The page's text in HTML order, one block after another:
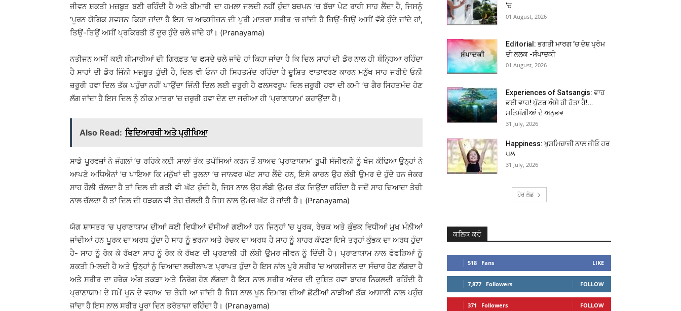
ਜੀਵਨ ਸ਼ਕਤੀ ਮਜ਼ਬੂਤ ਬਣੀ ਰਹਿੰਦੀ ਹੈ ਅਤੇ ਬੀਮਾਰੀ ਦਾ ਹਮਲਾ ਜਲਦੀ ਨਹੀਂ ਹੁੰਦਾ ਬਚਪਨ ’ਚ ਬੱਚਾ ਪੇਟ ਰਾਹੀ ਸਾਹ ਲੈਂਦਾ ਹੈ, ਜਿਸਨੂੰ
‘ਪੂਰਨ ਯੋਗਿਕ ਸਵਸਨ’ ਕਿਹਾ ਜਾਂਦਾ ਹੈ ਇਸ ’ਚ ਆਕਸੀਜਨ ਦੀ ਪੂਰੀ ਮਾਤਰਾ ਸਰੀਰ ’ਚ ਜਾਂਦੀ ਹੈ ਜਿਉਂ-ਜਿਉਂ ਅਸੀਂ ਵੱਡੇ ਹੁੰਦੇ ਜਾਂਦੇ ਹਾਂ,
ਤਿਉਂ-ਤਿਉਂ ਅਸੀਂ ਪ੍ਰਕਿਰਤੀ ਤੋਂ ਦੂਰ ਹੁੰਦੇ ਚਲੇ ਜਾਂਦੇ ਹਾਂ। (Pranayama)
ਨਤੀਜਨ ਅਸੀਂ ਕਈ ਬੀਮਾਰੀਆਂ ਦੀ ਗਿਰਫ਼ਤ ’ਚ ਫਸਦੇ ਚਲੇ ਜਾਂਦੇ ਹਾਂ ਕਿਹਾ ਜਾਂਦਾ ਹੈ ਕਿ ਦਿਲ ਸਾਹਾਂ ਦੀ ਡੋਰ ਨਾਲ ਹੀ ਬੰਨਿ੍ਹਆ ਰਹਿੰਦਾ
ਹੈ ਸਾਹਾਂ ਦੀ ਡੋਰ ਜਿੰਨੀ ਮਜ਼ਬੂਤ ਹੁੰਦੀ ਹੈ, ਦਿਲ ਵੀ ਓਨਾ ਹੀ ਸਿਹਤਮੰਦ ਰਹਿੰਦਾ ਹੈ ਦੂਸ਼ਿਤ ਵਾਤਾਵਰਣ ਕਾਰਨ ਮਨੁੱਖ ਸਾਹ ਜਰੀਏ ਓਨੀ
ਜ਼ਰੂਰੀ ਹਵਾ ਦਿਲ ਤੱਕ ਪਹੁੰਚਾ ਨਹੀਂ ਪਾਉਂਦਾ ਜਿੰਨੀ ਦਿਲ ਲਈ ਜ਼ਰੂਰੀ ਹੈ ਫਲਸਵਰੂਪ ਦਿਲ ਜ਼ਰੂਰੀ ਹਵਾ ਦੀ ਕਮੀ ’ਚ ਗੈਰ ਸਿਹਤਮੰਦ ਹੋਣ
ਲੱਗ ਜਾਂਦਾ ਹੈ ਇਸ ਦਿਲ ਨੂੰ ਠੀਕ ਮਾਤਰਾ ’ਚ ਜ਼ਰੂਰੀ ਹਵਾ ਦੇਣ ਦਾ ਜਰੀਆ ਹੀ ‘ਪ੍ਰਾਣਾਯਾਮ’ ਕਹਾਉਂਦਾ ਹੈ।
Also Read: ਵਿਦਿਆਰਥੀ ਅਤੇ ਪ੍ਰੀਖਿਆ
ਸਾਡੇ ਪੂਰਵਜ਼ਾਂ ਨੇ ਜੰਗਲਾਂ ’ਚ ਰਹਿਕੇ ਕਈ ਸਾਲਾਂ ਤੱਕ ਤਪੱਸਿਆਂ ਕਰਨ ਤੋਂ ਬਾਅਦ ‘ਪ੍ਰਾਣਾਯਾਮ’ ਰੂਪੀ ਸੰਜੀਵਨੀ ਨੂੰ ਖੋਜ ਕੱਢਿਆ ਉਨ੍ਹਾਂ ਨੇ
ਆਪਣੇ ਅਧਿਐਨਾਂ ’ਚ ਪਾਇਆ ਕਿ ਮਨੁੱਖਾਂ ਦੀ ਤੁਲਨਾ ’ਚ ਜਾਨਵਰ ਘੱਟ ਸਾਹ ਲੈਂਦੇ ਹਨ, ਇਸੇ ਕਾਰਨ ਉਹ ਲੰਬੀ ਉਮਰ ਦੇ ਹੁੰਦੇ ਹਨ ਜੇਕਰ
ਸਾਹ ਹੌਲੀ ਚੱਲਦਾ ਹੈ ਤਾਂ ਦਿਲ ਦੀ ਗਤੀ ਵੀ ਘੱਟ ਹੁੰਦੀ ਹੈ, ਜਿਸ ਨਾਲ ਉਹ ਲੰਬੀ ਉਮਰ ਤੱਕ ਜਿਉਂਦਾ ਰਹਿੰਦਾ ਹੈ ਜਦੋਂ ਸਾਹ ਜ਼ਿਆਦਾ ਤੇਜ਼ੀ
ਨਾਲ ਚੱਲਦਾ ਹੈ ਤਾਂ ਦਿਲ ਦੀ ਧੜਕਨ ਵੀ ਤੇਜ਼ ਚੱਲਦੀ ਹੈ ਜਿਸ ਨਾਲ ਉਮਰ ਘੱਟ ਹੋ ਜਾਂਦੀ ਹੈ। (Pranayama)
ਯੋਗ ਸ਼ਾਸਤਰ ’ਚ ਪ੍ਰਾਣਾਯਾਮ ਦੀਆਂ ਕਈ ਵਿਧੀਆਂ ਦੱਸੀਆਂ ਗਈਆਂ ਹਨ ਜਿਨ੍ਹਾਂ ’ਚ ਪੂਰਕ, ਰੇਚਕ ਅਤੇ ਕੁੰਭਕ ਵਿਧੀਆਂ ਮੁਖ ਮੰਨੀਆਂ
ਜਾਂਦੀਆਂ ਹਨ ਪੂਰਕ ਦਾ ਅਰਥ ਹੁੰਦਾ ਹੈ ਸਾਹ ਨੂੰ ਭਰਨਾ ਅਤੇ ਰੇਚਕ ਦਾ ਅਰਥ ਹੈ ਸਾਹ ਨੂੰ ਬਾਹਰ ਕੱਢਣਾ ਇਸੇ ਤਰ੍ਹਾਂ ਕੁੰਭਕ ਦਾ ਅਰਥ ਹੁੰਦਾ
ਹੈ- ਸਾਹ ਨੂੰ ਰੋਕ ਕੇ ਰੱਖਣਾ ਸਾਹ ਨੂੰ ਰੋਕ ਕੇ ਰੱਖਣ ਦੀ ਪ੍ਰਣਾਲੀ ਹੀ ਲੰਬੀ ਉਮਰ ਜੀਵਨ ਨੂੰ ਦਿੰਦੀ ਹੈ। ਪ੍ਰਾਣਾਯਾਮ ਨਾਲ ਫੇਫੜਿਆਂ ਨੂੰ
ਸ਼ਕਤੀ ਮਿਲਦੀ ਹੈ ਅਤੇ ਉਨ੍ਹਾਂ ਨੂੰ ਜ਼ਿਆਦਾ ਲਚੀਲਾਪਣ ਪ੍ਰਾਪਤ ਹੁੰਦਾ ਹੈ ਇਸ ਨਾਂਲ ਪੂਰੇ ਸਰੀਰ ’ਚ ਆਕਸੀਜਨ ਦਾ ਸੰਚਾਰ ਹੋਣ ਲੱਗਦਾ ਹੈ
ਅਤੇ ਸਰੀਰ ਦਾ ਹਰੇਕ ਅੰਗ ਤਕੜਾ ਅਤੇ ਨਿਰੋਗ ਹੋਣ ਲੱਗਦਾ ਹੈ ਇਸ ਨਾਲ ਸਰੀਰ ਅੰਦਰ ਦੀ ਦੂਸ਼ਿਤ ਹਵਾ ਬਾਹਰ ਨਿਕਲਦੀ ਰਹਿੰਦੀ ਹੈ
ਪ੍ਰਾਣਾਯਾਮ ਦੇ ਸਮੇਂ ਖੂਨ ਦੇ ਵਹਾਅ ’ਚ ਤੇਜ਼ੀ ਆ ਜਾਂਦੀ ਹੈ ਜਿਸ ਨਾਲ ਖੂਨ ਦਿਮਾਗ ਦੀਆਂ ਛੋਟੀਆਂ ਨਾੜੀਆਂ ਤੱਕ ਆਸਾਨੀ ਨਾਲ ਪਹੁੰਚ
ਜਾਂਦਾ ਹੈ ਇਸ ਨਾਲ ਸਰੀਰ ਪੂਰਾ ਦਿਨ ਤਰੋਤਾਜ਼ਾ ਰਹਿੰਦਾ ਹੈ। (Pranayama)
’ਚ
01 August, 2026
Editorial: ਭਗਤੀ ਮਾਰਗ ’ਚ ਦੇਸ਼ ਪ੍ਰੇਮ
ਦੀ ਲਲਕ -ਸੰਪਾਦਕੀ
01 August, 2026
Experiences of Satsangis: ਵਾਹ
ਭਈ ਵਾਹ! ਪੁੱਟਰ ਐਸੇ ਹੀ ਹੋਤਾ ਹੈ!…
ਸਤਿਸੰਗੀਆਂ ਦੇ ਅਨੁਭਵ
31 July, 2026
Happiness: ਖੁਸ਼ਮਿਜ਼ਾਜੀ ਨਾਲ ਜੀਓ ਹਰ
ਪਲ
31 July, 2026
ਹੋਰ ਲੋਡ
ਕਲਿਕ ਕਰੋ
518 Fans LIKE
7,877 Followers FOLLOW
371 Followers FOLLOW